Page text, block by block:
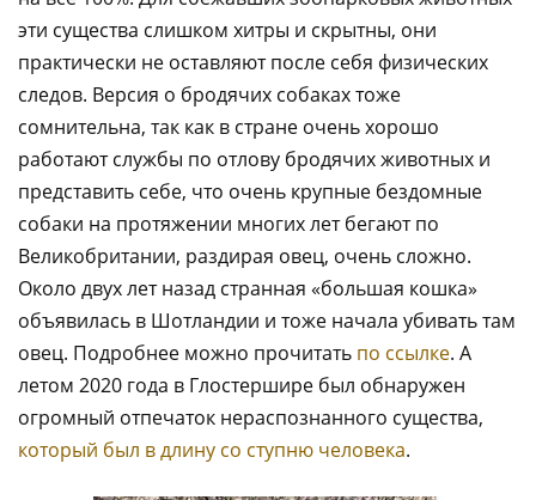
эти существа слишком хитры и скрытны, они
практически не оставляют после себя физических
следов. Версия о бродячих собаках тоже
сомнительна, так как в стране очень хорошо
работают службы по отлову бродячих животных и
представить себе, что очень крупные бездомные
собаки на протяжении многих лет бегают по
Великобритании, раздирая овец, очень сложно.
Около двух лет назад странная «большая кошка»
объявилась в Шотландии и тоже начала убивать там
овец. Подробнее можно прочитать по ссылке. А
летом 2020 года в Глостершире был обнаружен
огромный отпечаток нераспознанного существа,
который был в длину со ступню человека.